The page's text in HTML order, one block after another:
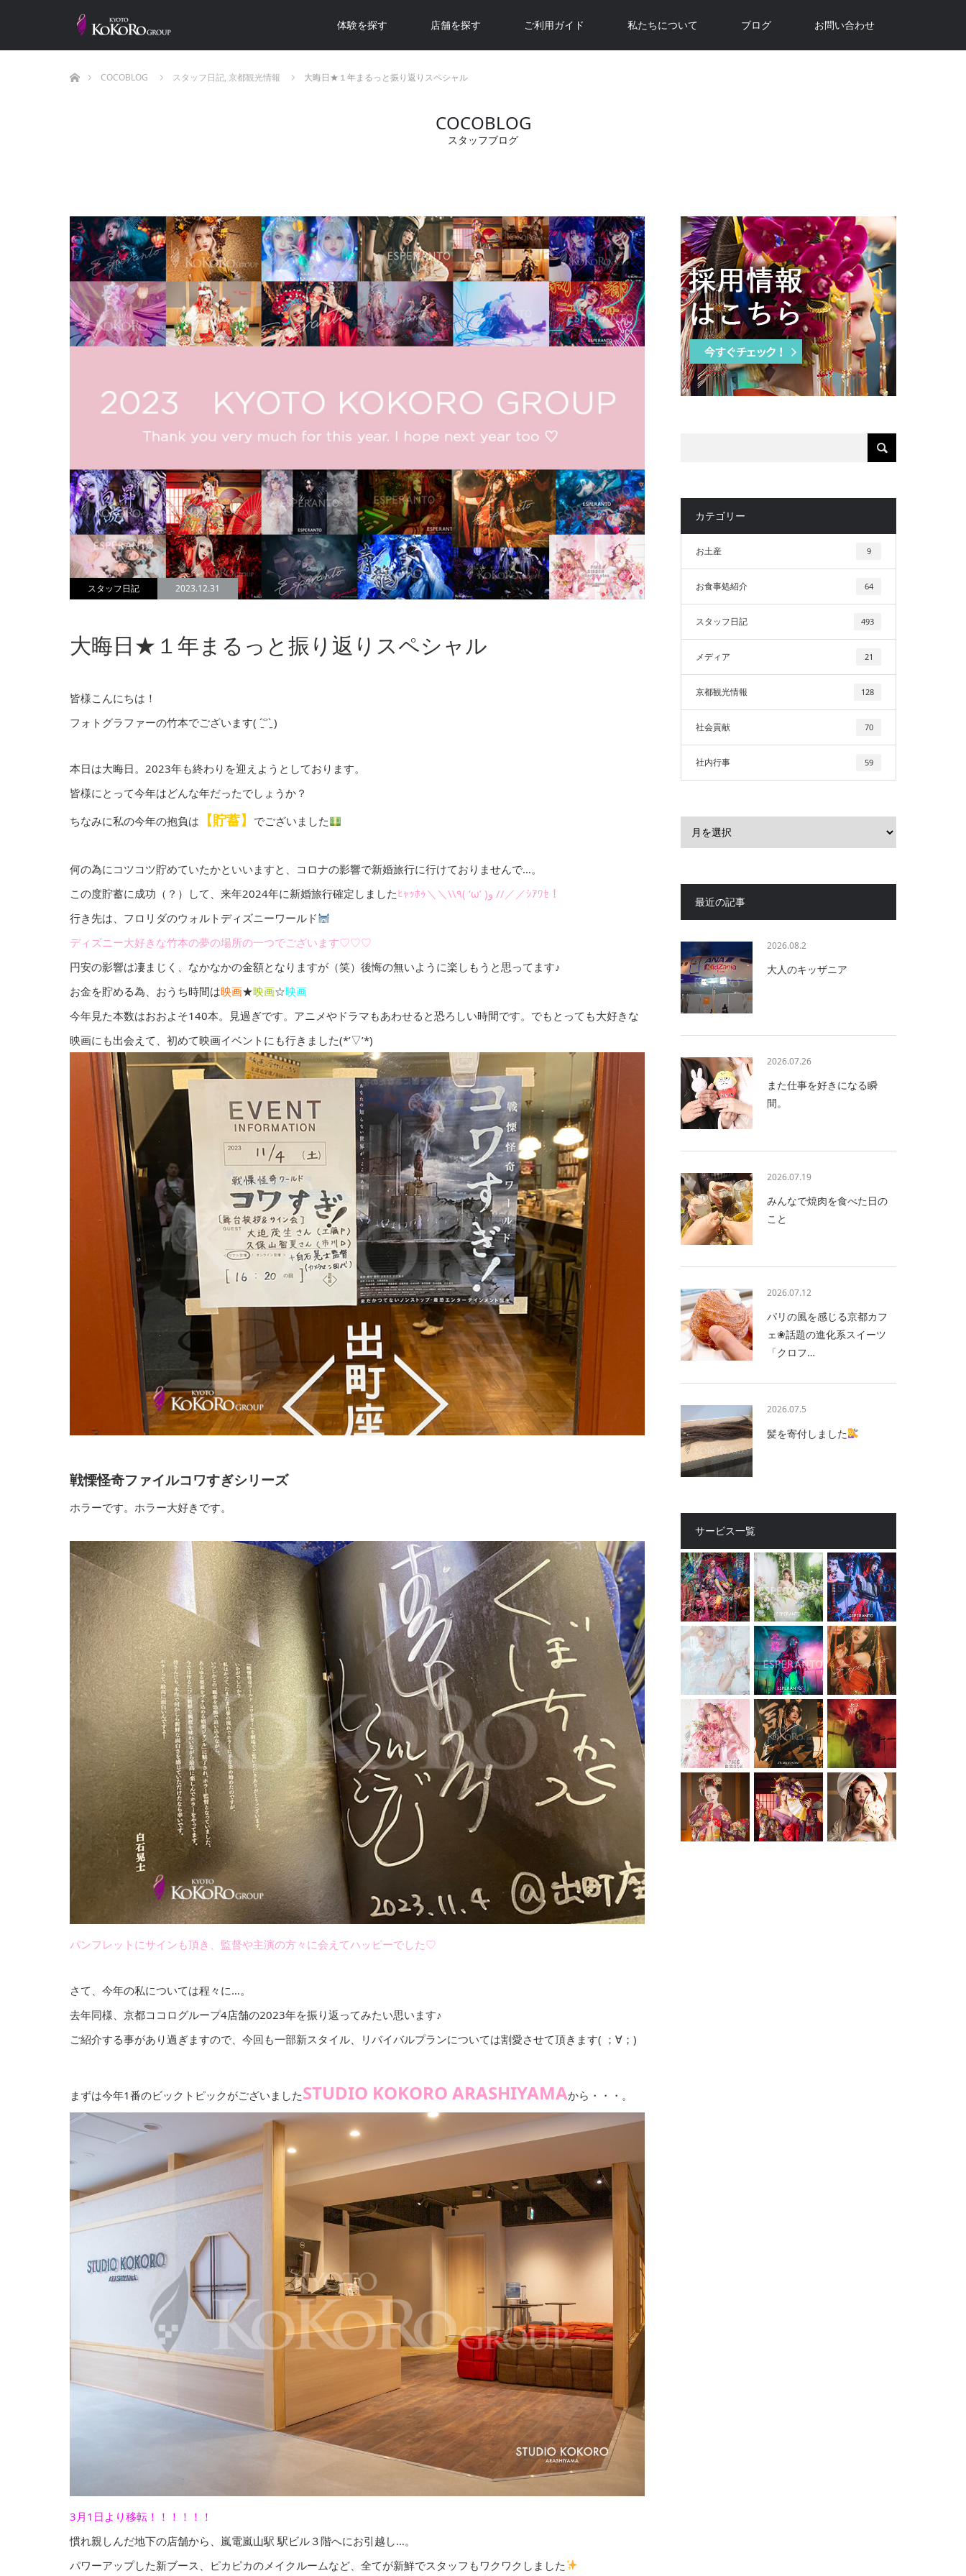
体験を探す 店舗を探す ご利用ガイド 私たちについて ブログ お問い合わせ
COCOBLOG
スタッフ日記, 京都観光情報 大晦日★１年まるっと振り返りスペシャル
COCOBLOG
スタッフブログ
スタッフ日記 2023.12.31
大晦日★１年まるっと振り返りスペシャル
皆様こんにちは！
フォトグラファーの竹本でございます( ˊ̱˂˃ˋ̱ )
本日は大晦日。2023年も終わりを迎えようとしております。
皆様にとって今年はどんな年だったでしょうか？
ちなみに私の今年の抱負は
【貯蓄】 でございました
何の為にコツコツ貯めていたかといいますと、コロナの影響で新婚旅行に行けておりませんで…。
この度貯蓄に成功（？）して、来年2024年に新婚旅行確定しました
ﾋｬｯﾎｩ＼＼\\٩( ‘ω’ )و //／／ｼｱﾜｾ！
行き先は、フロリダのウォルトディズニーワールド
ディズニー大好きな竹本の夢の場所の一つでございます♡♡♡
円安の影響は凄まじく、なかなかの金額となりますが（笑）後悔の無いように楽しもうと思ってます♪
お金を貯める為、おうち時間は映画★映画☆︎映画️
今年見た本数はおおよそ140本。見過ぎです。アニメやドラマもあわせると恐ろしい時間です。でもとっても大好きな
映画にも出会えて、初めて映画イベントにも行きました(*’▽’*)
戦慄怪奇ファイルコワすぎシリーズ
ホラーです。ホラー大好きです。
パンフレットにサインも頂き、監督や主演の方々に会えてハッピーでした♡
さて、今年の私については程々に…。
去年同様、京都ココログループ4店舗の2023年を振り返ってみたい思います♪
ご紹介する事があり過ぎますので、今回も一部新スタイル、リバイバルプランについては割愛させて頂きます( ；∀；)
まずは今年1番のビックトピックがございましたSTUDIO KOKORO ARASHIYAMAから・・・。
3月1日より移転！！！！！！
慣れ親しんだ地下の店舗から、嵐電嵐山駅 駅ビル３階へにお引越し…。
パワーアップした新ブース、ピカピカのメイクルームなど、全てが新鮮でスタッフもワクワクしました
カテゴリー
お土産 9
お食事処紹介 64
スタッフ日記 493
メディア 21
京都観光情報 128
社会貢献 70
社内行事 59
最近の記事
2026.08.2
大人のキッザニア
2026.07.26
また仕事を好きになる瞬
間。
2026.07.19
みんなで焼肉を食べた日の
こと
2026.07.12
パリの風を感じる京都カフ
ェ❀話題の進化系スイーツ
「クロフ…
2026.07.5
髪を寄付しました
サービス一覧